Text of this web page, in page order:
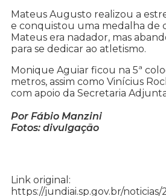
Mateus Augusto realizou a
e conquistou uma medalha de
Mateus era nadador, mas
para se dedicar ao atletismo.
Monique Aguiar ficou na 5ª
metros, assim como Vinícius
com apoio da Secretaria
Por Fábio Manzini
Fotos: divulgação
Link original:
https://jundiai.sp.gov.br/noticias/